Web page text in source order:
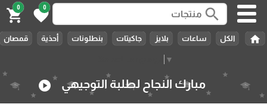
▼
search
0
favorite
0
shopping_cart
home الكل ساعات بلايز جاكيتات بنطلونات أحذية قمصان
مبارك النجاح لطلبة التوجيهي play_circle
🎓